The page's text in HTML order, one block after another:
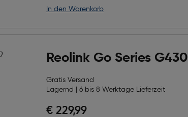
in den Warenkorb
Reolink Go Series G430
Gratis Versand
Lagernd | 6 bis 8 Werktage Lieferzeit
€ 229,99